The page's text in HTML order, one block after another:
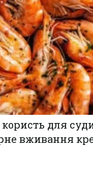
для
вживання